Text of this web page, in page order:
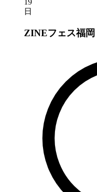
19
日
ZINEフェス福岡